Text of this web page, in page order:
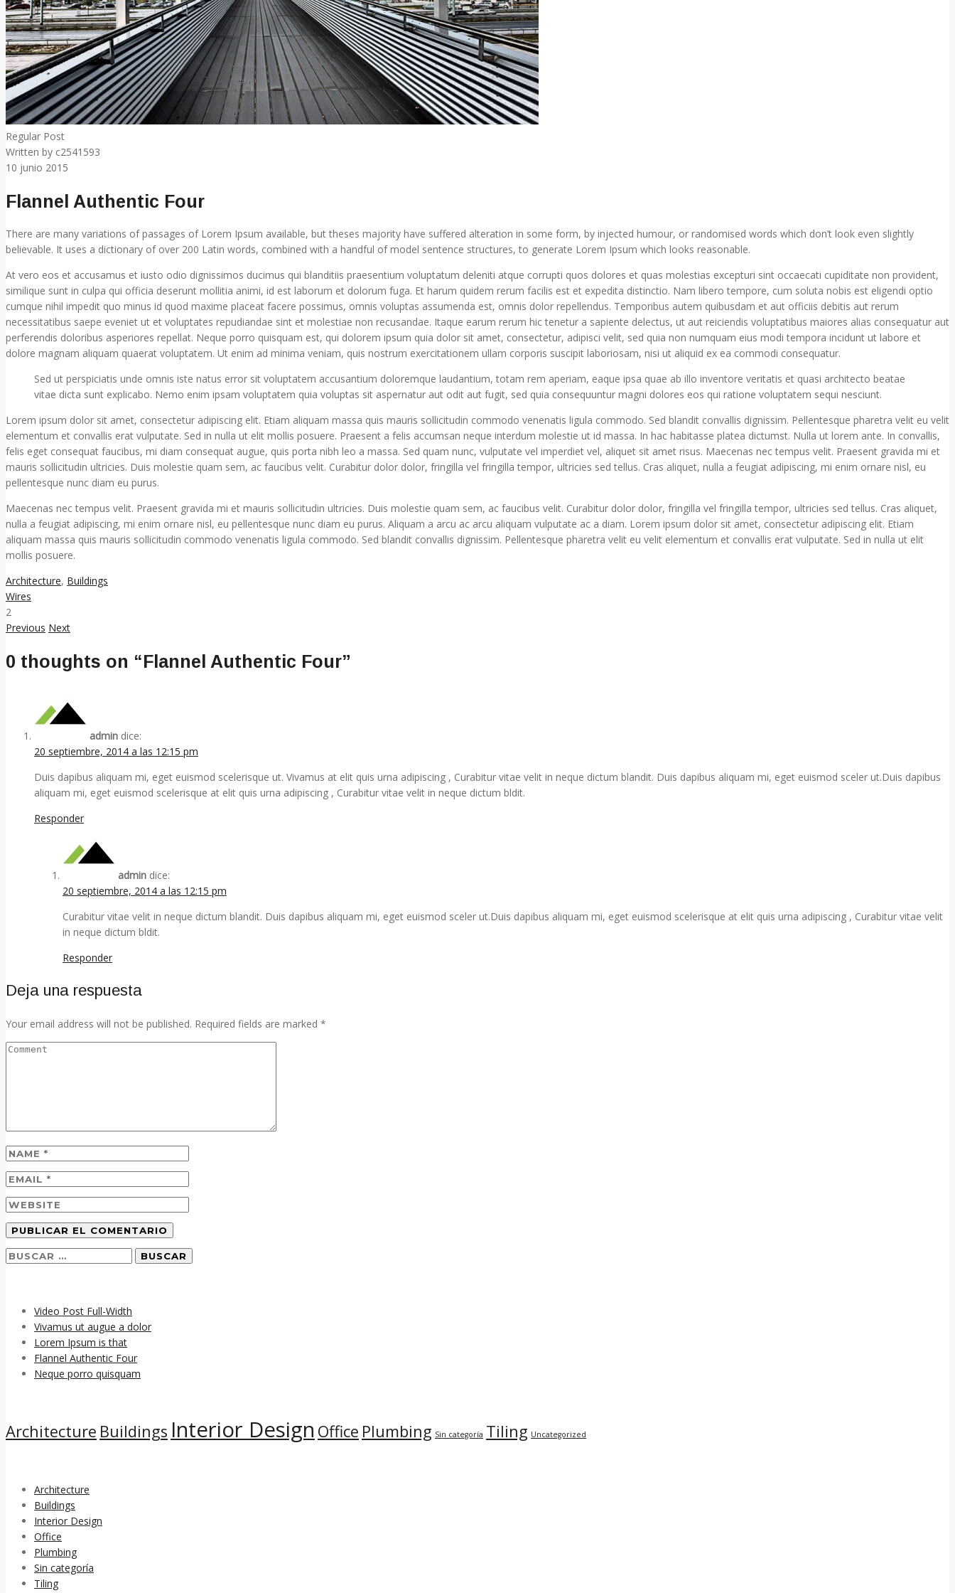
Regular Post
Written by c2541593
10 junio 2015
Flannel Authentic Four
There are many variations of passages of Lorem Ipsum available, but theses majority have suffered alteration in some form, by injected humour, or randomised words which don’t look even slightly
believable. It uses a dictionary of over 200 Latin words, combined with a handful of model sentence structures, to generate Lorem Ipsum which looks reasonable.
At vero eos et accusamus et iusto odio dignissimos ducimus qui blanditiis praesentium voluptatum deleniti atque corrupti quos dolores et quas molestias excepturi sint occaecati cupiditate non provident,
similique sunt in culpa qui officia deserunt mollitia animi, id est laborum et dolorum fuga. Et harum quidem rerum facilis est et expedita distinctio. Nam libero tempore, cum soluta nobis est eligendi optio
cumque nihil impedit quo minus id quod maxime placeat facere possimus, omnis voluptas assumenda est, omnis dolor repellendus. Temporibus autem quibusdam et aut officiis debitis aut rerum
necessitatibus saepe eveniet ut et voluptates repudiandae sint et molestiae non recusandae. Itaque earum rerum hic tenetur a sapiente delectus, ut aut reiciendis voluptatibus maiores alias consequatur aut
perferendis doloribus asperiores repellat. Neque porro quisquam est, qui dolorem ipsum quia dolor sit amet, consectetur, adipisci velit, sed quia non numquam eius modi tempora incidunt ut labore et
dolore magnam aliquam quaerat voluptatem. Ut enim ad minima veniam, quis nostrum exercitationem ullam corporis suscipit laboriosam, nisi ut aliquid ex ea commodi consequatur.
Sed ut perspiciatis unde omnis iste natus error sit voluptatem accusantium doloremque laudantium, totam rem aperiam, eaque ipsa quae ab illo inventore veritatis et quasi architecto beatae
vitae dicta sunt explicabo. Nemo enim ipsam voluptatem quia voluptas sit aspernatur aut odit aut fugit, sed quia consequuntur magni dolores eos qui ratione voluptatem sequi nesciunt.
Lorem ipsum dolor sit amet, consectetur adipiscing elit. Etiam aliquam massa quis mauris sollicitudin commodo venenatis ligula commodo. Sed blandit convallis dignissim. Pellentesque pharetra velit eu velit
elementum et convallis erat vulputate. Sed in nulla ut elit mollis posuere. Praesent a felis accumsan neque interdum molestie ut id massa. In hac habitasse platea dictumst. Nulla ut lorem ante. In convallis,
felis eget consequat faucibus, mi diam consequat augue, quis porta nibh leo a massa. Sed quam nunc, vulputate vel imperdiet vel, aliquet sit amet risus. Maecenas nec tempus velit. Praesent gravida mi et
mauris sollicitudin ultricies. Duis molestie quam sem, ac faucibus velit. Curabitur dolor dolor, fringilla vel fringilla tempor, ultricies sed tellus. Cras aliquet, nulla a feugiat adipiscing, mi enim ornare nisl, eu
pellentesque nunc diam eu purus.
Maecenas nec tempus velit. Praesent gravida mi et mauris sollicitudin ultricies. Duis molestie quam sem, ac faucibus velit. Curabitur dolor dolor, fringilla vel fringilla tempor, ultricies sed tellus. Cras aliquet,
nulla a feugiat adipiscing, mi enim ornare nisl, eu pellentesque nunc diam eu purus. Aliquam a arcu ac arcu aliquam vulputate ac a diam. Lorem ipsum dolor sit amet, consectetur adipiscing elit. Etiam
aliquam massa quis mauris sollicitudin commodo venenatis ligula commodo. Sed blandit convallis dignissim. Pellentesque pharetra velit eu velit elementum et convallis erat vulputate. Sed in nulla ut elit
mollis posuere.
Architecture, Buildings
Wires
2
Previous Next
0 thoughts on “Flannel Authentic Four”
admin dice:
20 septiembre, 2014 a las 12:15 pm
Duis dapibus aliquam mi, eget euismod scelerisque ut. Vivamus at elit quis urna adipiscing , Curabitur vitae velit in neque dictum blandit. Duis dapibus aliquam mi, eget euismod sceler ut.Duis dapibus
aliquam mi, eget euismod scelerisque at elit quis urna adipiscing , Curabitur vitae velit in neque dictum bldit.
Responder
admin dice:
20 septiembre, 2014 a las 12:15 pm
Curabitur vitae velit in neque dictum blandit. Duis dapibus aliquam mi, eget euismod sceler ut.Duis dapibus aliquam mi, eget euismod scelerisque at elit quis urna adipiscing , Curabitur vitae velit
in neque dictum bldit.
Responder
Deja una respuesta
Your email address will not be published. Required fields are marked *
Buscar:
Video Post Full-Width
Vivamus ut augue a dolor
Lorem Ipsum is that
Flannel Authentic Four
Neque porro quisquam
Architecture Buildings Interior Design Office Plumbing Sin categoría Tiling Uncategorized
Architecture
Buildings
Interior Design
Office
Plumbing
Sin categoría
Tiling